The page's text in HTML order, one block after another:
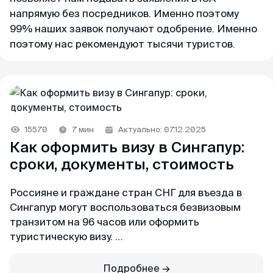
+65 3159–45–35
Telegram-канал
По вопросам сотрудничества
docs@myvisa.world
Реквизиты: Сингапур
Singapore
Регистрационный номер: 201751545K
Республики Сингапур
Китай
Таиланд
ВКонтакте
Удобно
Огромное спасибо команде MyVisaWorld за
профессиональную помощь в оформлении K-
Eta. Грамотно, четко, быстро и очень удобно.
Процветания и успехов вашему бизнесу!
Георгий
Отзыв с ВКонтакте · 2022
Япония
Тайвань
Вьетнам
Китай
Таиланд
Команда поддержки
На связи каждый день с 10:00 до 22:00 по
местному времени Сингапура
напрямую без посредников. Именно поэтому
99% наших заявок получают одобрение. Именно
поэтому нас рекомендуют тысячи туристов.
15570 7 мин Актуально: 07.12.2025
Как оформить визу в Сингапур:
сроки, документы, стоимость
Россияне и граждане стран СНГ для въезда в
Сингапур могут воспользоваться безвизовым
транзитом на 96 часов или оформить
туристическую визу.
В этой статье — всё об условиях безвиза,
Подробнее →